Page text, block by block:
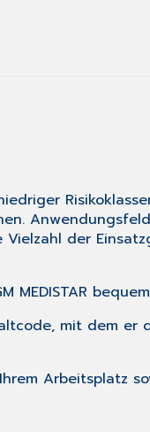
der
mit dem
Arbeitsplatz